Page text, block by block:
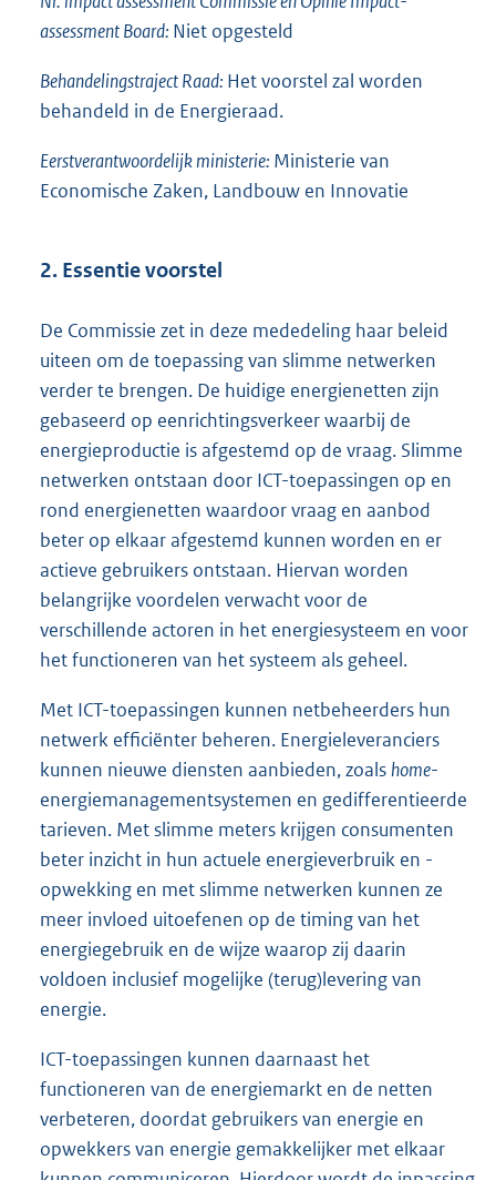
assessment Board: Niet opgesteld
Behandelingstraject Raad: Het voorstel zal worden
behandeld in de Energieraad.
Eerstverantwoordelijk ministerie: Ministerie van
Economische Zaken, Landbouw en Innovatie
2. Essentie voorstel
De Commissie zet in deze mededeling haar beleid
uiteen om de toepassing van slimme netwerken
verder te brengen. De huidige energienetten zijn
gebaseerd op eenrichtingsverkeer waarbij de
energieproductie is afgestemd op de vraag. Slimme
netwerken ontstaan door ICT-toepassingen op en
rond energienetten waardoor vraag en aanbod
beter op elkaar afgestemd kunnen worden en er
actieve gebruikers ontstaan. Hiervan worden
belangrijke voordelen verwacht voor de
verschillende actoren in het energiesysteem en voor
het functioneren van het systeem als geheel.
Met ICT-toepassingen kunnen netbeheerders hun
netwerk efficiënter beheren. Energieleveranciers
kunnen nieuwe diensten aanbieden, zoals home-
energiemanagementsystemen en gedifferentieerde
tarieven. Met slimme meters krijgen consumenten
beter inzicht in hun actuele energieverbruik en -
opwekking en met slimme netwerken kunnen ze
meer invloed uitoefenen op de timing van het
energiegebruik en de wijze waarop zij daarin
voldoen inclusief mogelijke (terug)levering van
energie.
ICT-toepassingen kunnen daarnaast het
functioneren van de energiemarkt en de netten
verbeteren, doordat gebruikers van energie en
opwekkers van energie gemakkelijker met elkaar